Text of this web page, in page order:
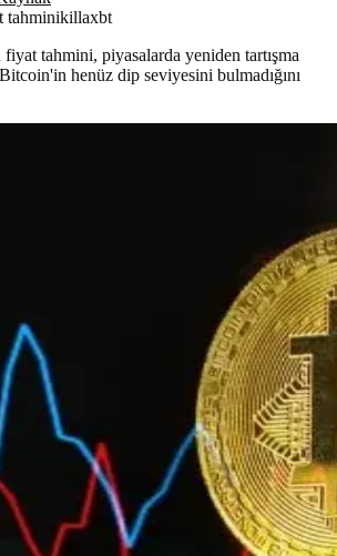
tahminikillaxbt
tahmini, piyasalarda yeniden tartışma
henüz dip seviyesini bulmadığını